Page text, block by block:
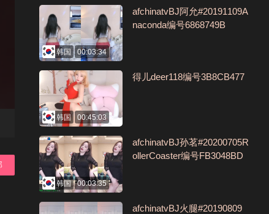
韩国 00:03:34
afchinatvBJ阿允#20191109A
naconda编号6868749B
韩国 00:45:03
得儿deer118编号3B8CB477
韩国 00:03:35
afchinatvBJ孙茗#20200705R
ollerCoaster编号FB3048BD
afchinatvBJ火腿#20190809